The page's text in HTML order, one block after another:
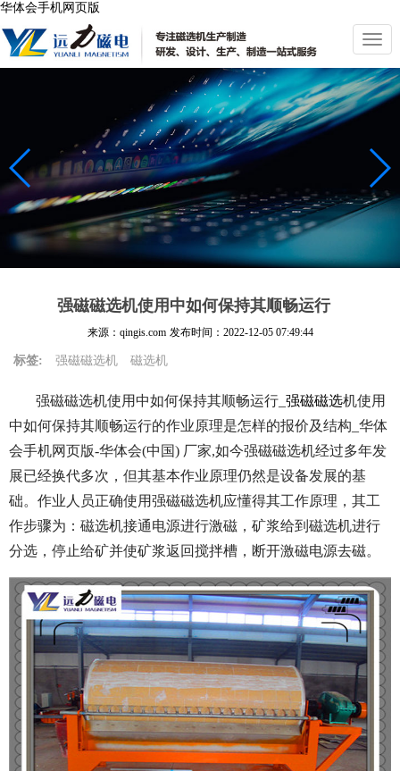
华体会手机网页版
切
换
导
航
强磁磁选机使用中如何保持其顺畅运行
来源：qingis.com 发布时间： 2022-12-05 07:49:44
标签: 强磁磁选机 磁选机
强磁磁选机使用中如何保持其顺畅运行_ 强磁磁选机使用
中如何保持其顺畅运行的作业原理是怎样的报价及结构_华体
会手机网页版-华体会(中国) 厂家,如今强磁磁选机经过多年发
展已经换代多次，但其基本作业原理仍然是设备发展的基
础。作业人员正确使用强磁磁选机应懂得其工作原理，其工
作步骤为：磁选机接通电源进行激磁，矿浆给到磁选机进行
分选，停止给矿并使矿浆返回搅拌槽，断开激磁电源去磁。